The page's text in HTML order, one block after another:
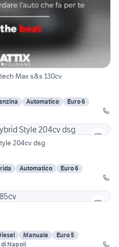
Max s&s 130cv
Automatico
Euro 6
204cv dsg
Automatico
Euro 6
Manuale
Euro 5
Napoli